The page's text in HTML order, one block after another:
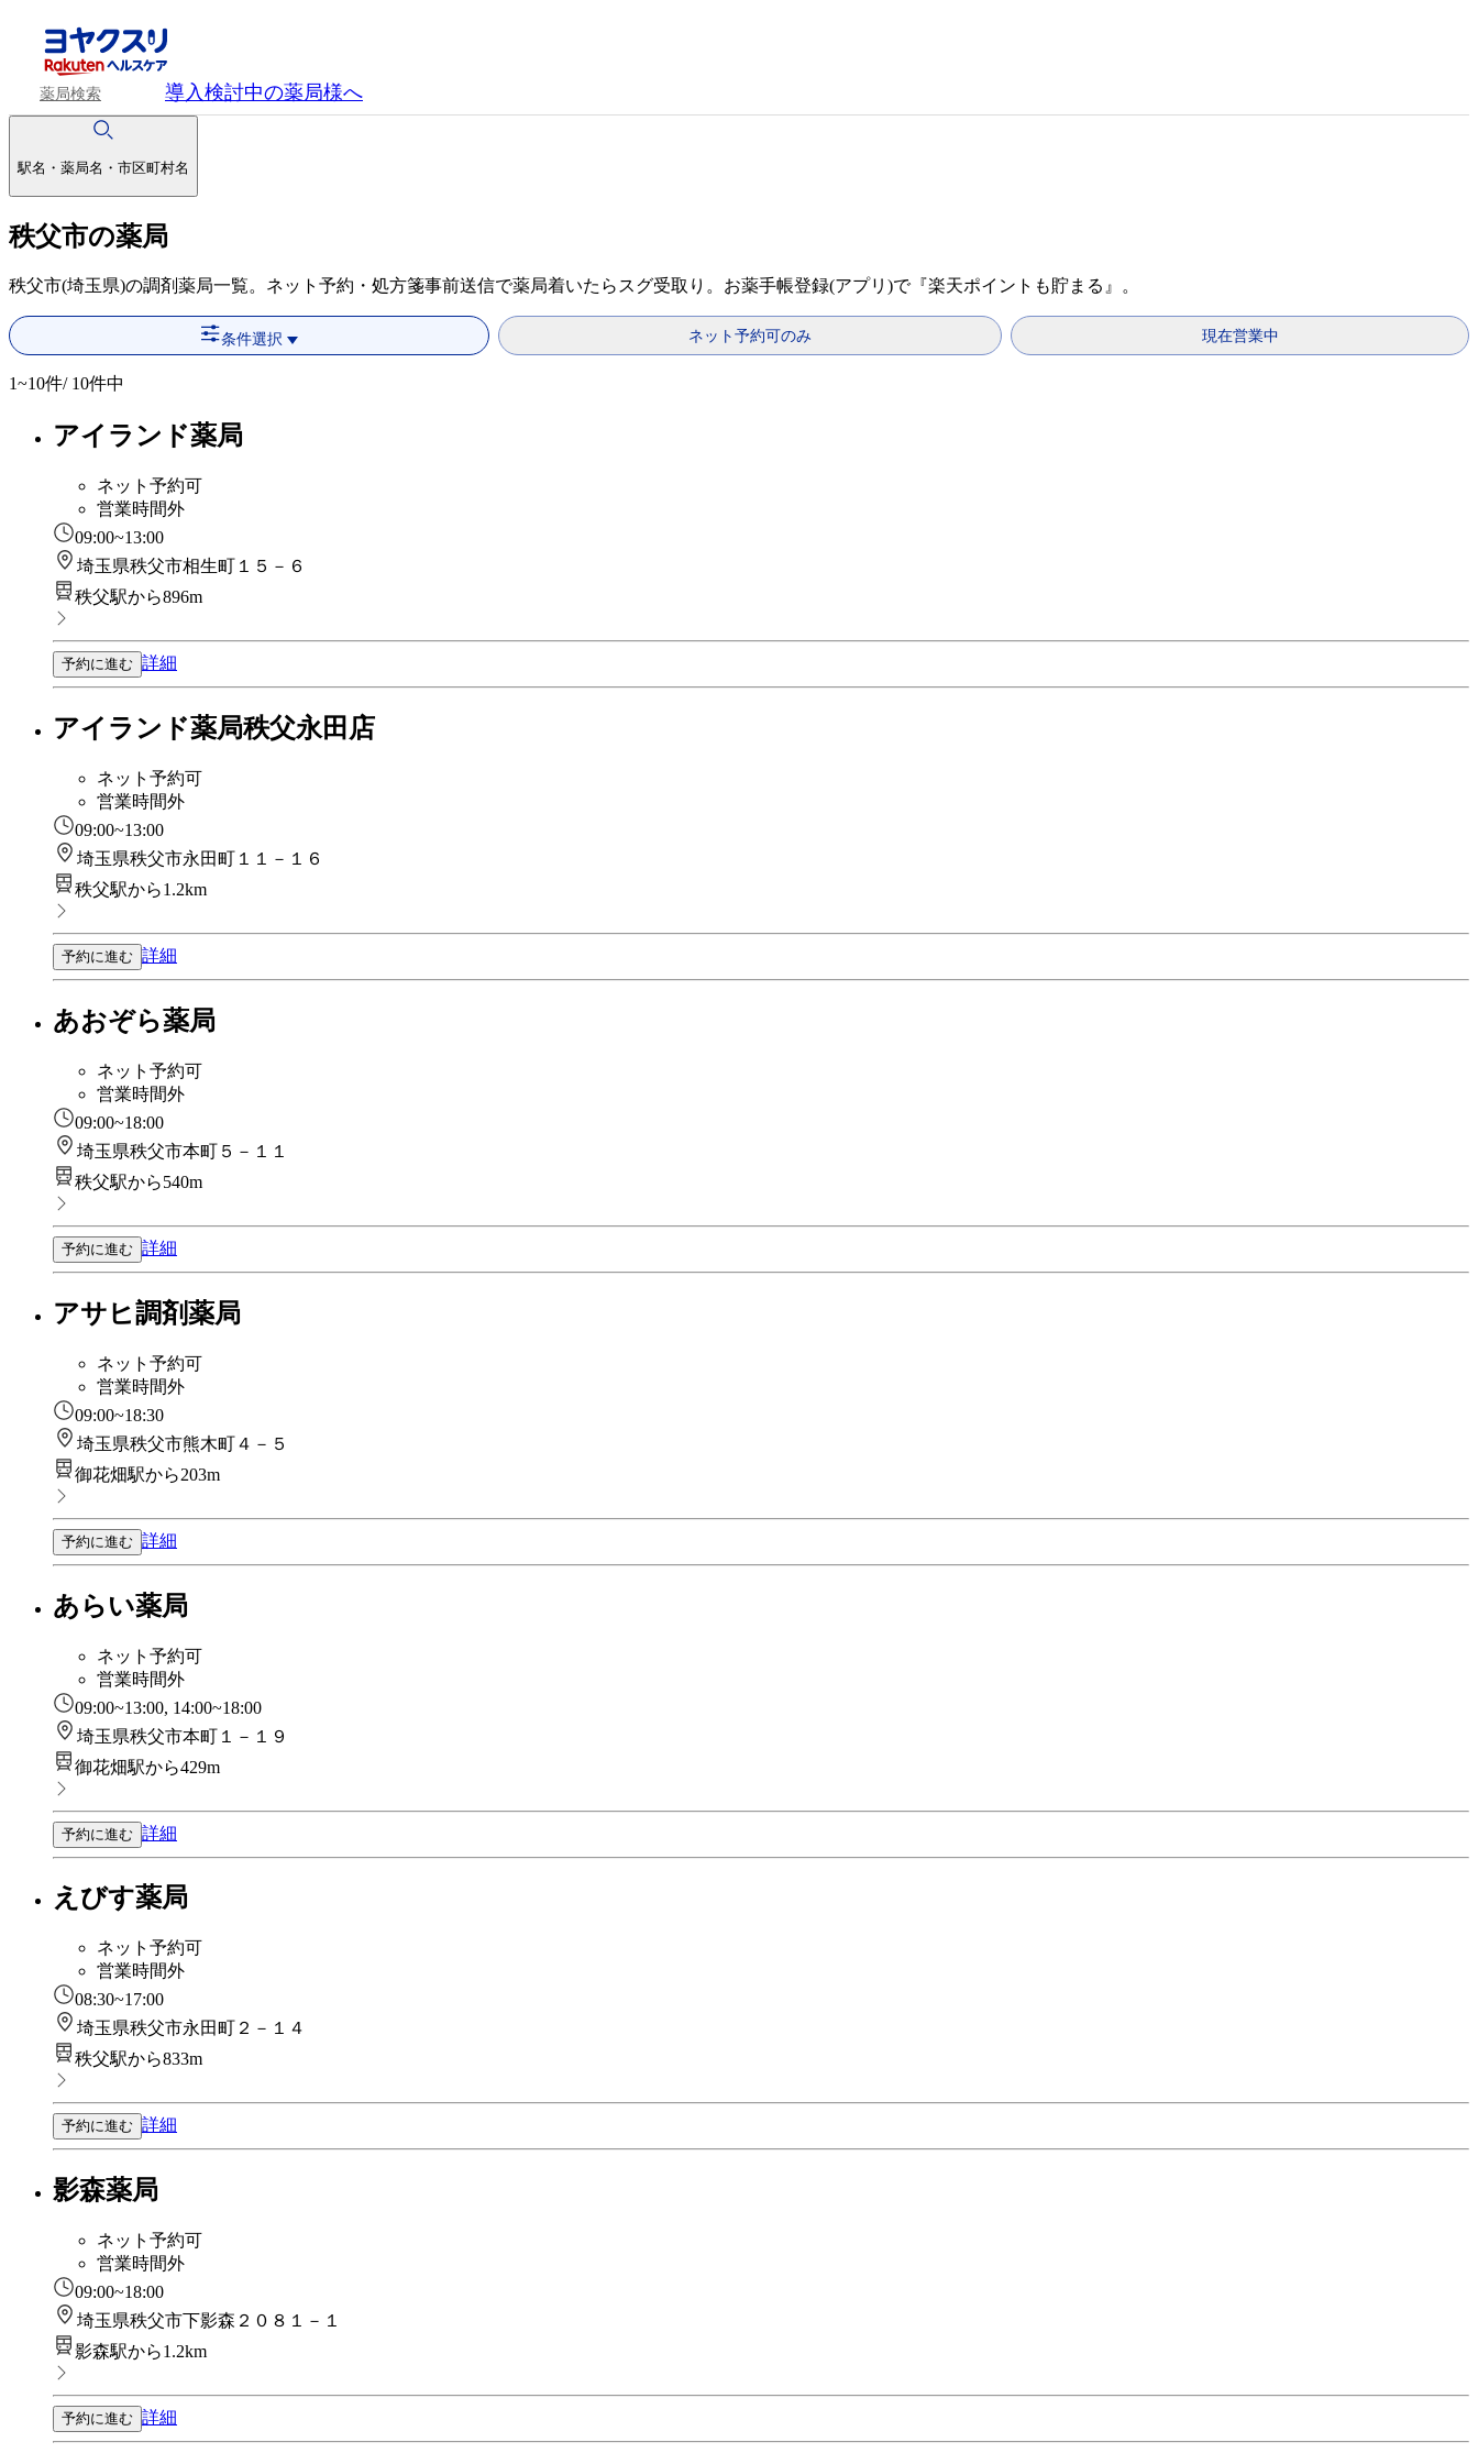
薬局検索 導入検討中の薬局様へ
駅名・薬局名・市区町村名
秩父市の薬局
秩父市(埼玉県)の調剤薬局一覧。ネット予約・処方箋事前送信で薬局着いたらスグ受取り。お薬手帳登録(アプリ)で『楽天ポイントも貯まる』。
条件選択 ネット予約可のみ 現在営業中
1~10件/ 10件中
アイランド薬局
ネット予約可
営業時間外
09:00~13:00
埼玉県秩父市相生町１５－６
秩父駅から896m
予約に進む 詳細
アイランド薬局秩父永田店
ネット予約可
営業時間外
09:00~13:00
埼玉県秩父市永田町１１－１６
秩父駅から1.2km
予約に進む 詳細
あおぞら薬局
ネット予約可
営業時間外
09:00~18:00
埼玉県秩父市本町５－１１
秩父駅から540m
予約に進む 詳細
アサヒ調剤薬局
ネット予約可
営業時間外
09:00~18:30
埼玉県秩父市熊木町４－５
御花畑駅から203m
予約に進む 詳細
あらい薬局
ネット予約可
営業時間外
09:00~13:00, 14:00~18:00
埼玉県秩父市本町１－１９
御花畑駅から429m
予約に進む 詳細
えびす薬局
ネット予約可
営業時間外
08:30~17:00
埼玉県秩父市永田町２－１４
秩父駅から833m
予約に進む 詳細
影森薬局
ネット予約可
営業時間外
09:00~18:00
埼玉県秩父市下影森２０８１－１
影森駅から1.2km
予約に進む 詳細